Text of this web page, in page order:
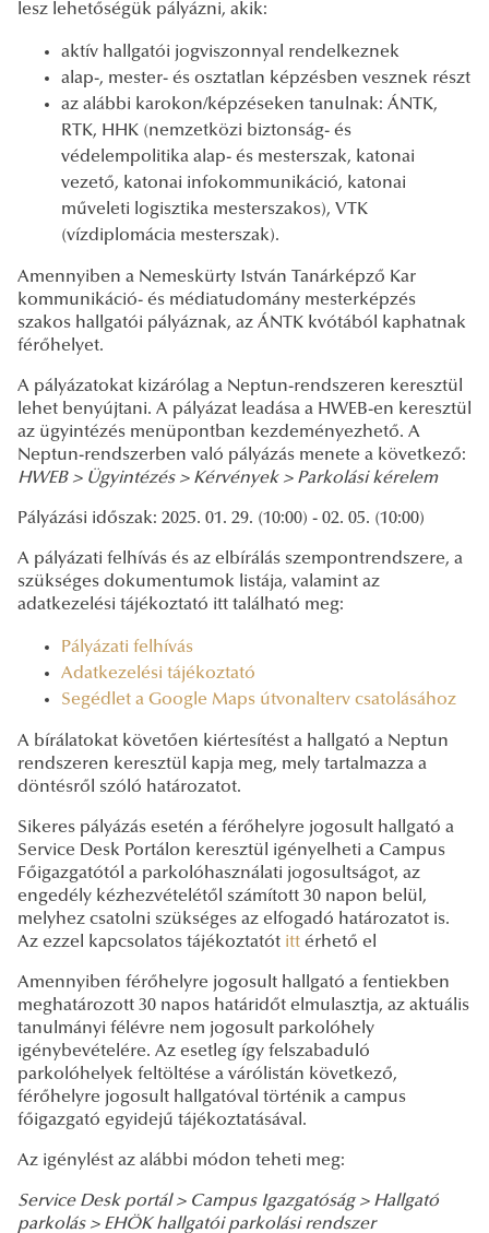
lesz lehetőségük pályázni, akik:
aktív hallgatói jogviszonnyal rendelkeznek
alap-, mester- és osztatlan képzésben vesznek részt
az alábbi karokon/képzéseken tanulnak: ÁNTK,
RTK, HHK (nemzetközi biztonság- és
védelempolitika alap- és mesterszak, katonai
vezető, katonai infokommunikáció, katonai
műveleti logisztika mesterszakos), VTK
(vízdiplomácia mesterszak).
Amennyiben a Nemeskürty István Tanárképző Kar
kommunikáció- és médiatudomány mesterképzés
szakos hallgatói pályáznak, az ÁNTK kvótából kaphatnak
férőhelyet.
A pályázatokat kizárólag a Neptun-rendszeren keresztül
lehet benyújtani. A pályázat leadása a HWEB-en keresztül
az ügyintézés menüpontban kezdeményezhető. A
Neptun-rendszerben való pályázás menete a következő:
HWEB > Ügyintézés > Kérvények > Parkolási kérelem
Pályázási időszak: 2025. 01. 29. (10:00) - 02. 05. (10:00)
A pályázati felhívás és az elbírálás szempontrendszere, a
szükséges dokumentumok listája, valamint az
adatkezelési tájékoztató itt található meg:
Pályázati felhívás
Adatkezelési tájékoztató
Segédlet a Google Maps útvonalterv csatolásához
A bírálatokat követően kiértesítést a hallgató a Neptun
rendszeren keresztül kapja meg, mely tartalmazza a
döntésről szóló határozatot.
Sikeres pályázás esetén a férőhelyre jogosult hallgató a
Service Desk Portálon keresztül igényelheti a Campus
Főigazgatótól a parkolóhasználati jogosultságot, az
engedély kézhezvételétől számított 30 napon belül,
melyhez csatolni szükséges az elfogadó határozatot is.
Az ezzel kapcsolatos tájékoztatót itt érhető el
Amennyiben férőhelyre jogosult hallgató a fentiekben
meghatározott 30 napos határidőt elmulasztja, az aktuális
tanulmányi félévre nem jogosult parkolóhely
igénybevételére. Az esetleg így felszabaduló
parkolóhelyek feltöltése a várólistán következő,
férőhelyre jogosult hallgatóval történik a campus
főigazgató egyidejű tájékoztatásával.
Az igénylést az alábbi módon teheti meg:
Service Desk portál >Campus Igazgatóság >Hallgató
parkolás >EHÖK hallgatói parkolási rendszer